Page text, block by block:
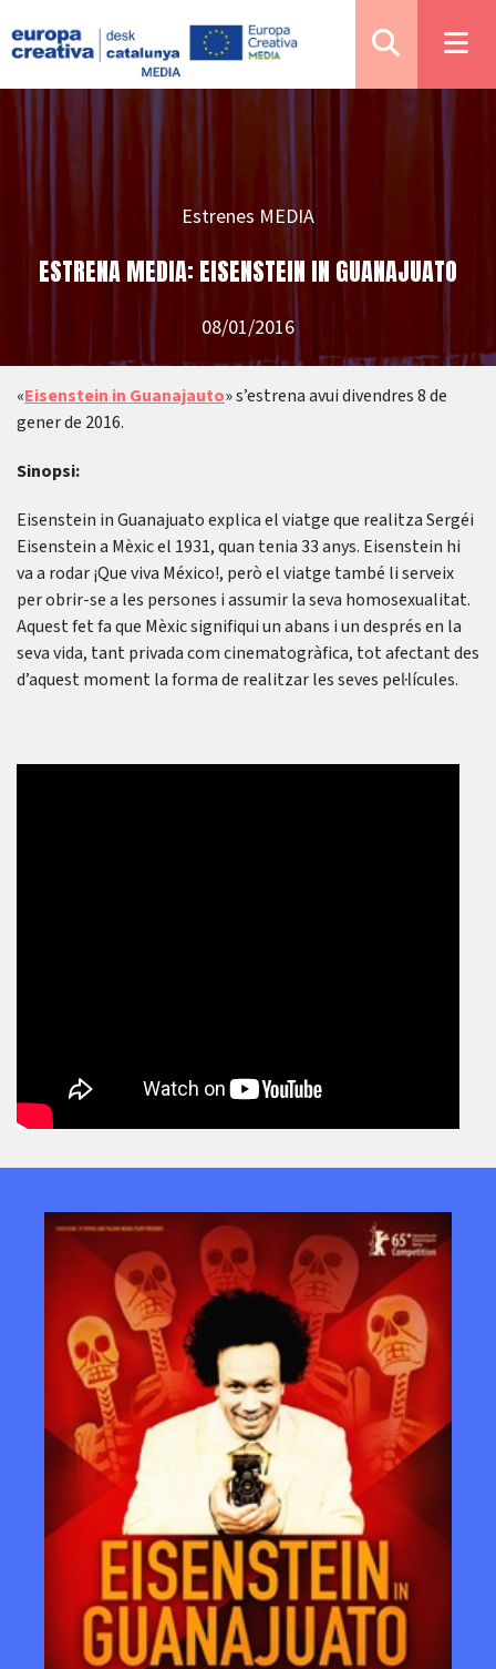
Estrenes MEDIA
ESTRENA MEDIA: EISENSTEIN IN GUANAJUATO
08/01/2016
«Eisenstein in Guanajauto» s’estrena avui divendres 8 de
gener de 2016.
Sinopsi:
Eisenstein in Guanajuato explica el viatge que realitza Sergéi
Eisenstein a Mèxic el 1931, quan tenia 33 anys. Eisenstein hi
va a rodar ¡Que viva México!, però el viatge també li serveix
per obrir-se a les persones i assumir la seva homosexualitat.
Aquest fet fa que Mèxic signifiqui un abans i un després en la
seva vida, tant privada com cinematogràfica, tot afectant des
d’aquest moment la forma de realitzar les seves pel·lícules.